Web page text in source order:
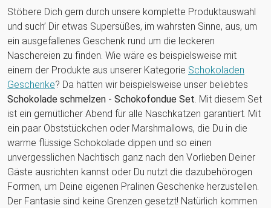
Stöbere Dich gern durch unsere komplette Produktauswahl
und such’ Dir etwas Supersüßes, im wahrsten Sinne, aus, um
ein ausgefallenes Geschenk rund um die leckeren
Naschereien zu finden. Wie wäre es beispielsweise mit
einem der Produkte aus unserer Kategorie Schokoladen
Geschenke? Da hätten wir beispielsweise unser beliebtes
Schokolade schmelzen - Schokofondue Set . Mit diesem Set
ist ein gemütlicher Abend für alle Naschkatzen garantiert. Mit
ein paar Obststückchen oder Marshmallows, die Du in die
warme flüssige Schokolade dippen und so einen
unvergesslichen Nachtisch ganz nach den Vorlieben Deiner
Gäste ausrichten kannst oder Du nutzt die dazubehörogen
Formen, um Deine eigenen Pralinen Geschenke herzustellen.
Der Fantasie sind keine Grenzen gesetzt! Natürlich kommen